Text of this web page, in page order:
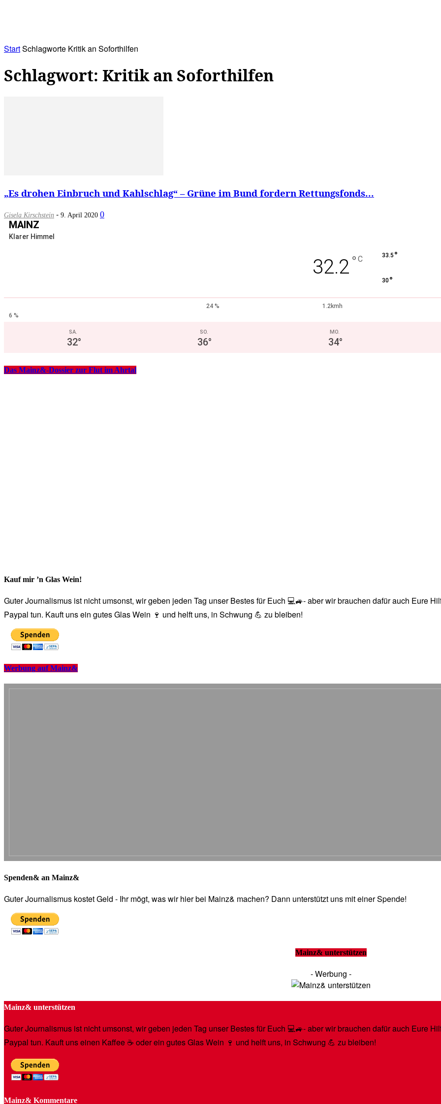
StartSchlagworte Kritik an Soforthilfen
Schlagwort: Kritik an Soforthilfen
„Es drohen Einbruch und Kahlschlag“ – Grüne im Bund fordern Rettungsfonds...
Gisela Kirschstein - 9. April 2020 0
MAINZ
Klarer Himmel
32.2 ° C 33.5 °
30°
24 %
1.2kmh
6 %
SA.
32°
SO.
36°
MO.
34°
Das Mainz&-Dossier zur Flut im Ahrtal
Kauf mir ’n Glas Wein!
Guter Journalismus ist nicht umsonst, wir geben jeden Tag unser Bestes für Euch 💻🚙- aber wir brauchen dafür auch Eure
Paypal tun. Kauft uns ein gutes Glas Wein 🍷 und helft uns, in Schwung 💪 zu bleiben!
Werbung auf Mainz&
Spenden& an Mainz&
Guter Journalismus kostet Geld - Ihr mögt, was wir hier bei Mainz& machen? Dann unterstützt uns mit einer Spende!
Mainz& unterstützen
- Werbung -
Mainz& unterstützen
Guter Journalismus ist nicht umsonst, wir geben jeden Tag unser Bestes für Euch 💻🚙- aber wir brauchen dafür auch Eure
Paypal tun. Kauft uns einen Kaffee ☕️ oder ein gutes Glas Wein 🍷 und helft uns, in Schwung 💪 zu bleiben!
Mainz& Kommentare